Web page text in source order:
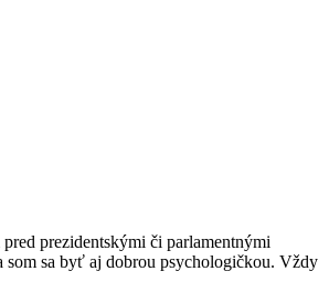
prezidentskými či parlamentnými
som sa byť aj dobrou psychologičkou. Vždy